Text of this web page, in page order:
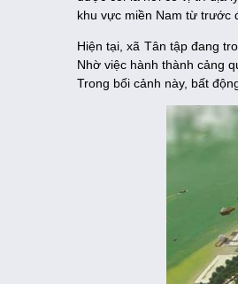
khu vực miền Nam từ trước
Hiện tại, xã Tân tập đang
Nhờ việc hành thành cảng
Trong bối cảnh này, bất